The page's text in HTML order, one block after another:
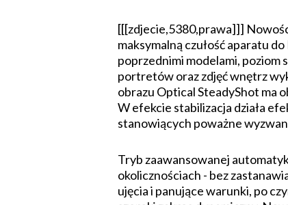
[[[zdjecie,5380,prawa]]]
maksymalną czułość aparatu
poprzednimi modelami, poziom
portretów oraz zdjęć wnętrz
obrazu Optical SteadyShot ma
W efekcie stabilizacja działa
stanowiących poważne
Tryb zaawansowanej
okolicznościach - bez
ujęcia i panujące warunki, po